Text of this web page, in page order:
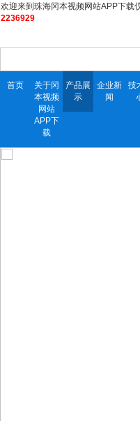
欢迎来到珠海冈本视频网站APP下载仪
2236929
首页
关于冈
本视频
网站
APP下
载
产品展
示
企业新
闻
技